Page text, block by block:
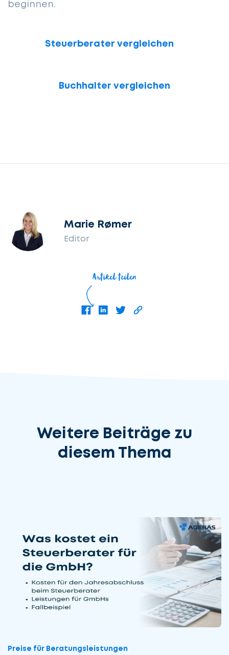
beginnen.
Steuerberater vergleichen
Buchhalter vergleichen
Marie Rømer
Editor
Artikel teilen
Weitere Beiträge zu
diesem Thema
Preise für Beratungsleistungen